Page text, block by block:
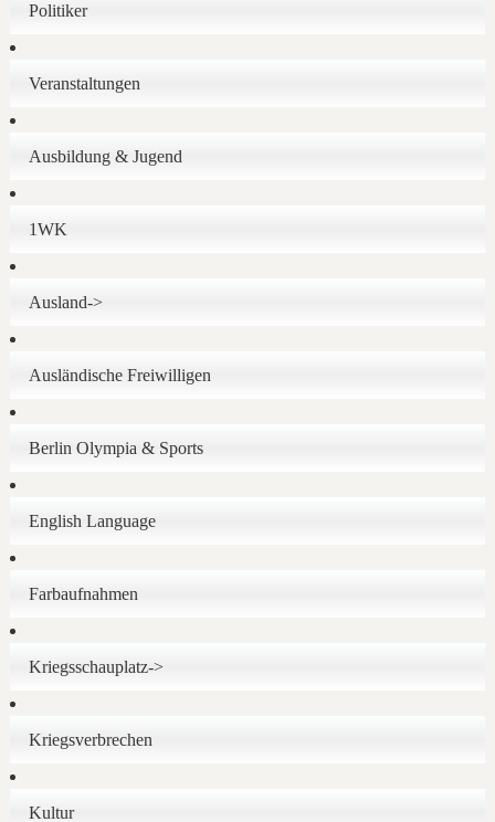
Politiker
Veranstaltungen
Ausbildung & Jugend
1WK
Ausland->
Ausländische Freiwilligen
Berlin Olympia & Sports
English Language
Farbaufnahmen
Kriegsschauplatz->
Kriegsverbrechen
Kultur